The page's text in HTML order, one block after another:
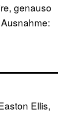
genauso
Ellis,